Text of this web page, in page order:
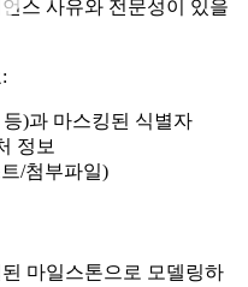
스 사유와 전문성이 있을
등)과 마스킹된 식별자
정보
/첨부파일)
마일스톤으로 모델링하